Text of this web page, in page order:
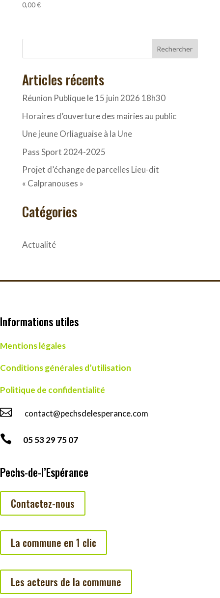
0,00€
Rechercher
Articles récents
Réunion Publique le 15 juin 2026 18h30
Horaires d’ouverture des mairies au public
Une jeune Orliaguaise à la Une
Pass Sport 2024-2025
Projet d’échange de parcelles Lieu-dit
« Calpranouses »
Catégories
Actualité
Informations utiles
Mentions légales
Conditions générales d’utilisation
Politique de confidentialité
 contact@pechsdelesperance.com
 05 53 29 75 07
Pechs-de-l’Espérance
Contactez-nous
La commune en 1 clic
Les acteurs de la commune